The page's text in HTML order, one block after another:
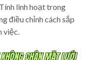
linh hoạt trong
điều chỉnh cách sắp
việc.